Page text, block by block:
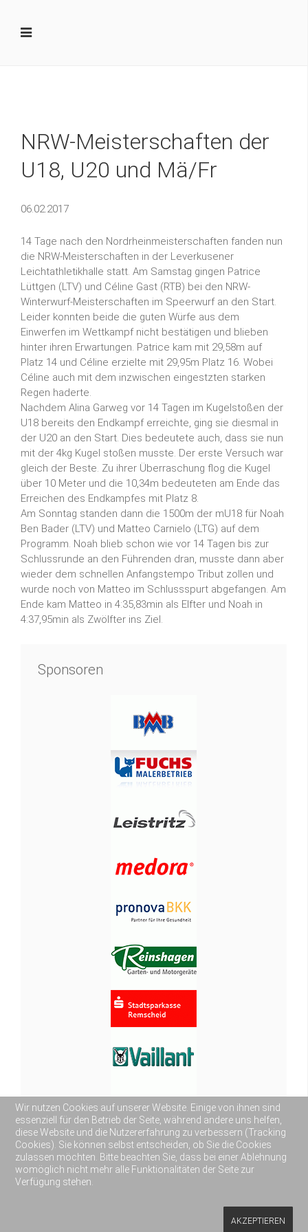
NRW-Meisterschaften der
U18, U20 und Mä/Fr
06.02.2017
14 Tage nach den Nordrheinmeisterschaften fanden nun
die NRW-Meisterschaften in der Leverkusener
Leichtathletikhalle statt. Am Samstag gingen Patrice
Lüttgen (LTV) und Céline Gast (RTB) bei den NRW-
Winterwurf-Meisterschaften im Speerwurf an den Start.
Leider konnten beide die guten Würfe aus dem
Einwerfen im Wettkampf nicht bestätigen und blieben
hinter ihren Erwartungen. Patrice kam mit 29,58m auf
Platz 14 und Céline erzielte mit 29,95m Platz 16. Wobei
Céline auch mit dem inzwischen eingestzten starken
Regen haderte.
Nachdem Alina Garweg vor 14 Tagen im Kugelstoßen der
U18 bereits den Endkampf erreichte, ging sie diesmal in
der U20 an den Start. Dies bedeutete auch, dass sie nun
mit der 4kg Kugel stoßen musste. Der erste Versuch war
gleich der Beste. Zu ihrer Überraschung flog die Kugel
über 10 Meter und die 10,34m bedeuteten am Ende das
Erreichen des Endkampfes mit Platz 8.
Am Sonntag standen dann die 1500m der mU18 für Noah
Ben Bader (LTV) und Matteo Carnielo (LTG) auf dem
Programm. Noah blieb schon wie vor 14 Tagen bis zur
Schlussrunde an den Führenden dran, musste dann aber
wieder dem schnellen Anfangstempo Tribut zollen und
wurde noch von Matteo im Schlussspurt abgefangen. Am
Ende kam Matteo in 4:35,83min als Elfter und Noah in
4:37,95min als Zwölfter ins Ziel.
Sponsoren
Wir nutzen Cookies auf unserer Website. Einige von ihnen sind
essenziell für den Betrieb der Seite, während andere uns helfen,
diese Website und die Nutzererfahrung zu verbessern (Tracking
Cookies). Sie können selbst entscheiden, ob Sie die Cookies
zulassen möchten. Bitte beachten Sie, dass bei einer Ablehnung
womöglich nicht mehr alle Funktionalitäten der Seite zur
Verfügung stehen.
AKZEPTIEREN